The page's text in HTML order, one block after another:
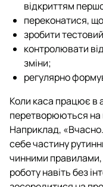
відкриттям
переконатися,
зробити
контролювати
зміни;
регулярно
Коли каса працює в
перетворюються на
Наприклад,
себе частину
чинними
роботу навіть без